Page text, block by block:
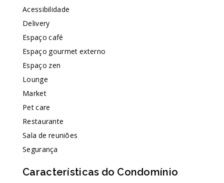
Acessibilidade
Delivery
Espaço café
Espaço gourmet externo
Espaço zen
Lounge
Market
Pet care
Restaurante
Sala de reuniões
Segurança
Características do Condomínio